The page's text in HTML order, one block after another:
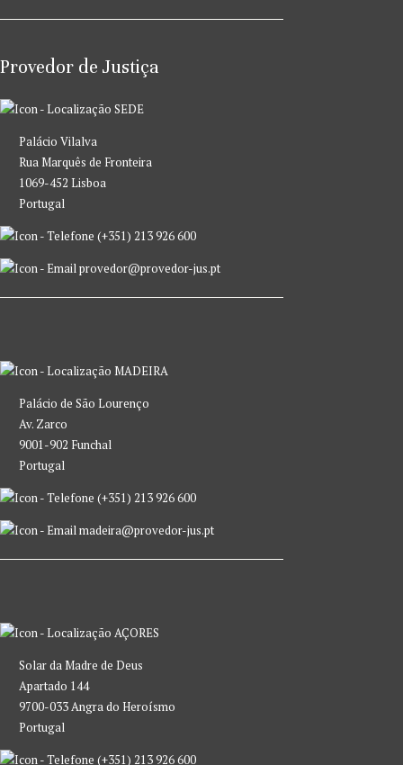
Provedor de Justiça
SEDE
Palácio Vilalva
Rua Marquês de Fronteira
1069-452 Lisboa
Portugal
(+351) 213 926 600
provedor@provedor-jus.pt
MADEIRA
Palácio de São Lourenço
Av. Zarco
9001-902 Funchal
Portugal
(+351) 213 926 600
madeira@provedor-jus.pt
AÇORES
Solar da Madre de Deus
Apartado 144
9700-033 Angra do Heroísmo
Portugal
(+351) 213 926 600